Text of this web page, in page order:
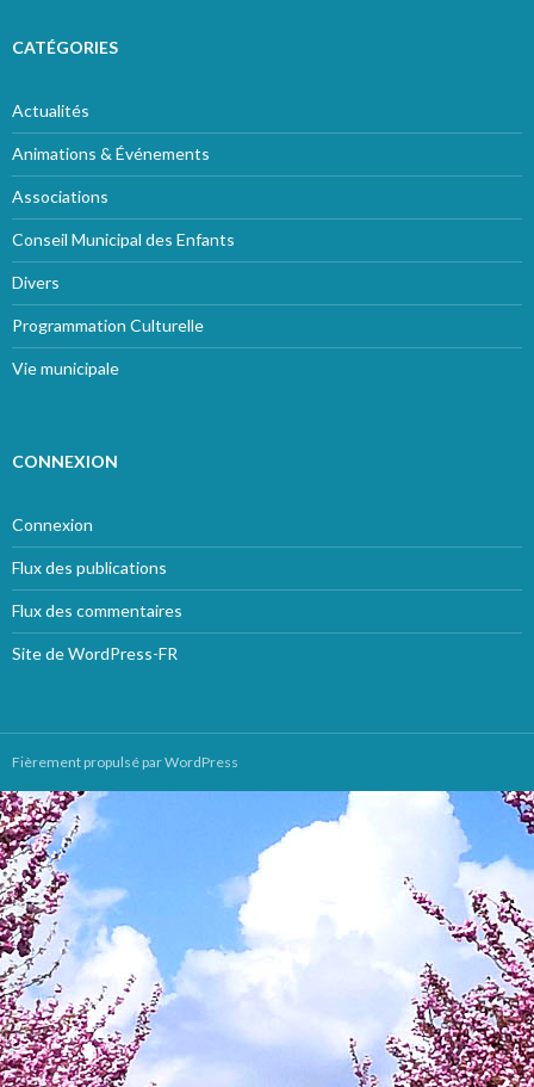
CATÉGORIES
Actualités
Animations & Événements
Associations
Conseil Municipal des Enfants
Divers
Programmation Culturelle
Vie municipale
CONNEXION
Connexion
Flux des publications
Flux des commentaires
Site de WordPress-FR
Fièrement propulsé par WordPress